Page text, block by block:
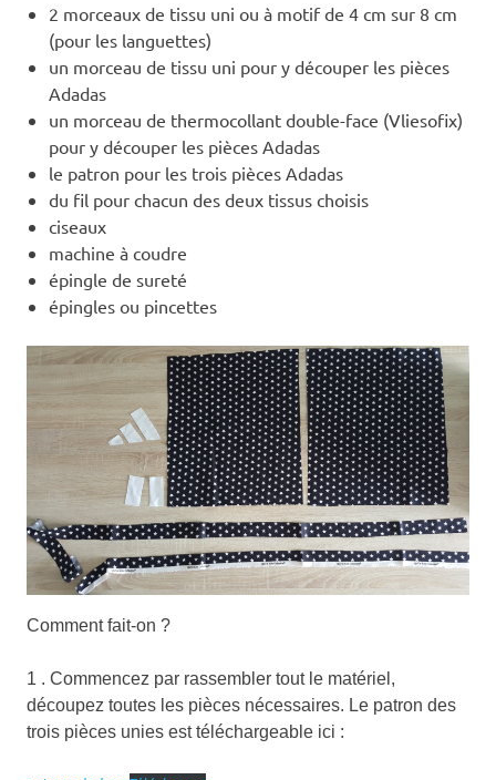
2 morceaux de tissu uni ou à motif de 4 cm sur 8 cm
(pour les languettes)
un morceau de tissu uni pour y découper les pièces
Adadas
un morceau de thermocollant double-face (Vliesofix)
pour y découper les pièces Adadas
le patron pour les trois pièces Adadas
du fil pour chacun des deux tissus choisis
ciseaux
machine à coudre
épingle de sureté
épingles ou pincettes
Comment fait-on ?
1 . Commencez par rassembler tout le matériel,
découpez toutes les pièces nécessaires. Le patron des
trois pièces unies est téléchargeable ici :